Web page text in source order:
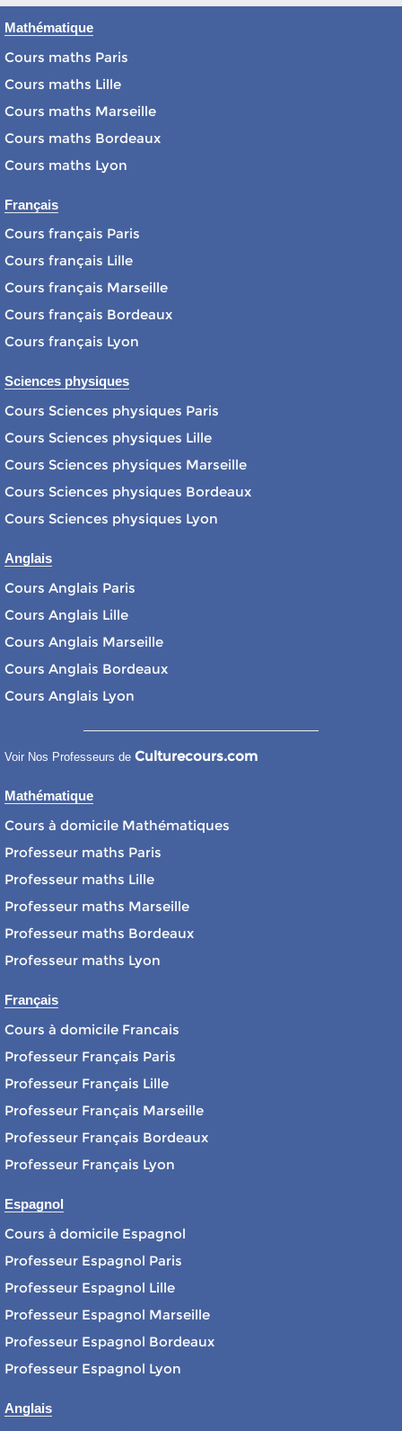
Mathématique
Cours maths Paris
Cours maths Lille
Cours maths Marseille
Cours maths Bordeaux
Cours maths Lyon
Français
Cours français Paris
Cours français Lille
Cours français Marseille
Cours français Bordeaux
Cours français Lyon
Sciences physiques
Cours Sciences physiques Paris
Cours Sciences physiques Lille
Cours Sciences physiques Marseille
Cours Sciences physiques Bordeaux
Cours Sciences physiques Lyon
Anglais
Cours Anglais Paris
Cours Anglais Lille
Cours Anglais Marseille
Cours Anglais Bordeaux
Cours Anglais Lyon
Voir Nos Professeurs de Culturecours.com
Mathématique
Cours à domicile Mathématiques
Professeur maths Paris
Professeur maths Lille
Professeur maths Marseille
Professeur maths Bordeaux
Professeur maths Lyon
Français
Cours à domicile Francais
Professeur Français Paris
Professeur Français Lille
Professeur Français Marseille
Professeur Français Bordeaux
Professeur Français Lyon
Espagnol
Cours à domicile Espagnol
Professeur Espagnol Paris
Professeur Espagnol Lille
Professeur Espagnol Marseille
Professeur Espagnol Bordeaux
Professeur Espagnol Lyon
Anglais